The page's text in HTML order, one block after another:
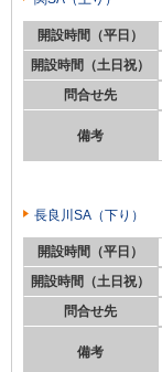
開設時間（平日）
開設時間（土日祝）
問合せ先
備考
長良川SA（下り）
開設時間（平日）
開設時間（土日祝）
問合せ先
備考